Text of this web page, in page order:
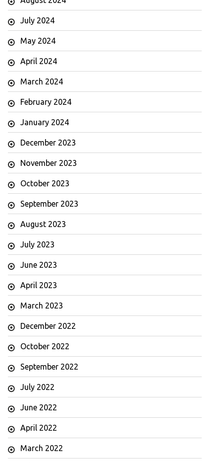
July 2024
May 2024
April 2024
March 2024
February 2024
January 2024
December 2023
November 2023
October 2023
September 2023
August 2023
July 2023
June 2023
April 2023
March 2023
December 2022
October 2022
September 2022
July 2022
June 2022
April 2022
March 2022